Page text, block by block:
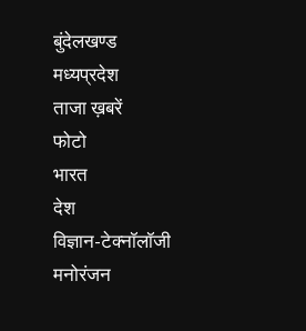
बुंदेलखण्ड
मध्यप्रदेश
ताजा ख़बरें
फोटो
भारत
देश
विज्ञान-टेक्नॉलॉजी
मनोरंजन